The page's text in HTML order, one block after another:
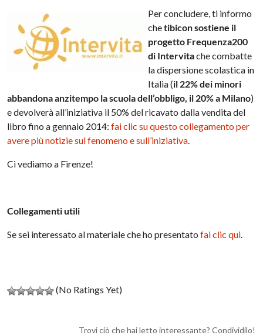
Per concludere, ti informo
chetibicon sostiene il
progetto Frequenza200
di Intervitache combatte
la dispersione scolastica in
Italia (il 22% dei minori
abbandona anzitempo la scuola dell’obbligo, il 20% a Milano)
e devolverà all’iniziativa il 50% del ricavato dalla vendita del
libro fino a gennaio 2014:fai clic su questo collegamento per
avere più notizie sul fenomeno e sull’iniziativa.
Ci vediamo a Firenze!
Collegamenti utili
Se sei interessato al materiale che ho presentatofai clic qui.
(No Ratings Yet)
Trovi ciò che hai letto interessante? Condividilo!